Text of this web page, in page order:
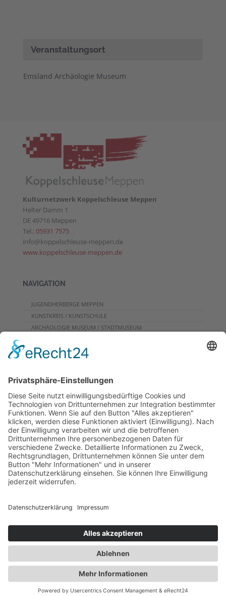
Veranstaltungsort
Emsland Archäologie Museum
Kulturnetzwerk Koppelschleuse Meppen
Helter Damm 1
DE 49716 Meppen
Tel.: 05931 7575
info@koppelschleuse-meppen.de
www.koppelschleuse-meppen.de
NAVIGATION
JUGENDHERBERGE MEPPEN
KUNSTKREIS / KUNSTSCHULE
ARCHÄOLOGIE MUSEUM / STADTMUSEUM
PROGRAMME FÜR GRUPPEN
DOWNLOADS
PROGRAMMHEFT
GRUPPENPROGRAMME
NEWSLETTER
RUNDFLUG
ARCHIV
KONTAKT
© Copyright 2026 | Kulturnetzwerk Koppelschleuse Meppen